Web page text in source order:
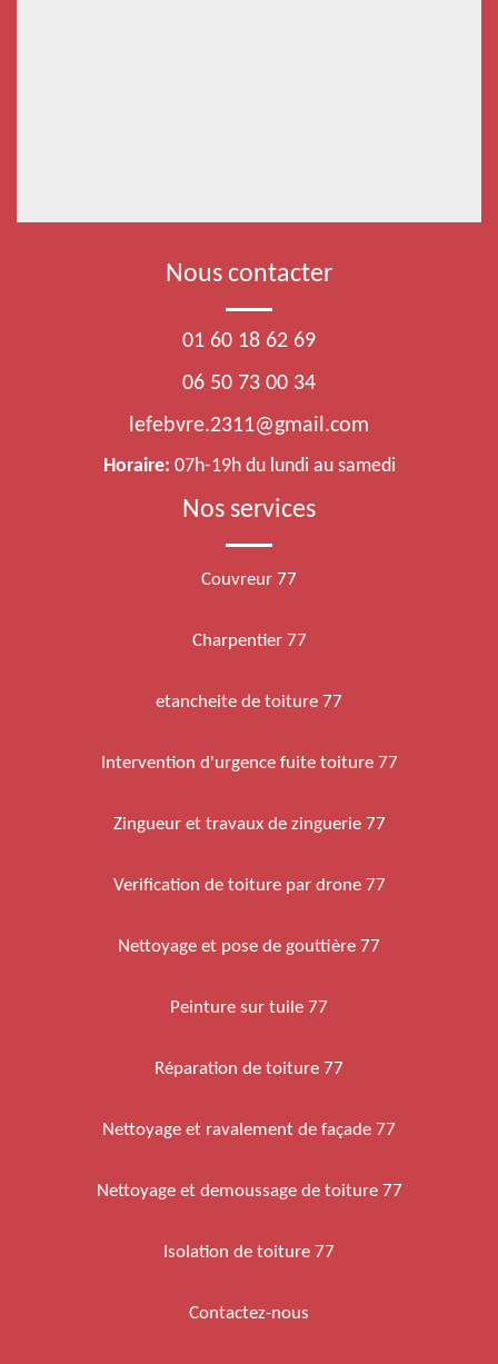
Nous contacter
01 60 18 62 69
06 50 73 00 34
lefebvre.2311@gmail.com
Horaire: 07h-19h du lundi au samedi
Nos services
Couvreur 77
Charpentier 77
etancheite de toiture 77
Intervention d'urgence fuite toiture 77
Zingueur et travaux de zinguerie 77
Verification de toiture par drone 77
Nettoyage et pose de gouttière 77
Peinture sur tuile 77
Réparation de toiture 77
Nettoyage et ravalement de façade 77
Nettoyage et demoussage de toiture 77
Isolation de toiture 77
Contactez-nous